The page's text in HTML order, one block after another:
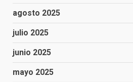
agosto 2025
julio 2025
junio 2025
mayo 2025